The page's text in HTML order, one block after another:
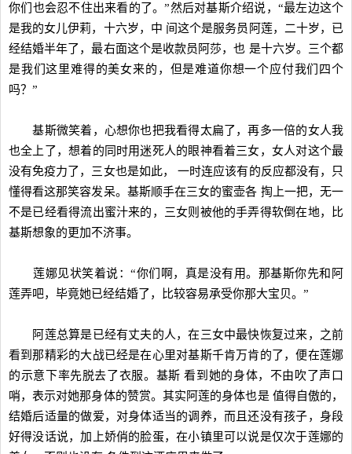
你们也会忍不住出来看的了。”然后对基斯介绍说，“最左边这个
是我的女儿伊莉，十六岁，中 间这个是服务员阿莲，二十岁，已
经结婚半年了，最右面这个是收款员阿莎，也 是十六岁。三个都
是我们这里难得的美女来的，但是难道你想一个应付我们四个
吗？”
基斯微笑着，心想你也把我看得太扁了，再多一倍的女人我
也全上了，想着的同时用迷死人的眼神看着三女，女人对这个最
没有免疫力了，三女也是如此， 一时连应该有的反应都没有，只
懂得看这那笑容发呆。基斯顺手在三女的蜜壶各 掏上一把，无一
不是已经看得流出蜜汁来的，三女则被他的手弄得软倒在地，比
基斯想象的更加不济事。
莲娜见状笑着说：“你们啊，真是没有用。那基斯你先和阿
莲弄吧，毕竟她已经结婚了，比较容易承受你那大宝贝。”
阿莲总算是已经有丈夫的人，在三女中最快恢复过来，之前
看到那精彩的大战已经是在心里对基斯千肯万肯的了，便在莲娜
的示意下率先脱去了衣服。基斯 看到她的身体，不由吹了声口
哨，表示对她那身体的赞赏。其实阿莲的身体也是 值得自傲的，
结婚后适量的做爱，对身体适当的调养，而且还没有孩子，身段
好得没话说，加上娇俏的脸蛋，在小镇里可以说是仅次于莲娜的